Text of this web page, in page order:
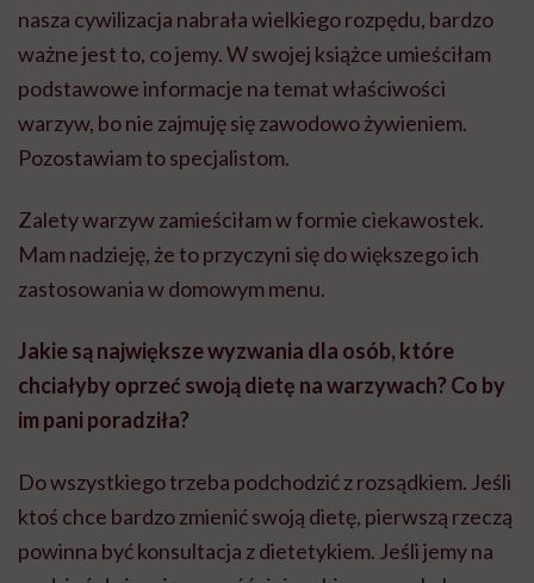
nasza cywilizacja nabrała wielkiego rozpędu, bardzo
ważne jest to, co jemy. W swojej książce umieściłam
podstawowe informacje na temat właściwości
warzyw, bo nie zajmuję się zawodowo żywieniem.
Pozostawiam to specjalistom.
Zalety warzyw zamieściłam w formie ciekawostek.
Mam nadzieję, że to przyczyni się do większego ich
zastosowania w domowym menu.
Jakie są największe wyzwania dla osób, które
chciałyby oprzeć swoją dietę na warzywach? Co by
im pani poradziła?
Do wszystkiego trzeba podchodzić z rozsądkiem. Jeśli
ktoś chce bardzo zmienić swoją dietę, pierwszą rzeczą
powinna być konsultacja z dietetykiem. Jeśli jemy na